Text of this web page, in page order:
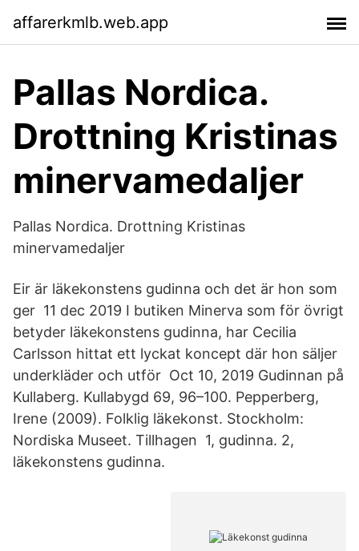
affarerkmlb.web.app
Pallas Nordica.
Drottning Kristinas
minervamedaljer
Pallas Nordica. Drottning Kristinas
minervamedaljer
Eir är läkekonstens gudinna och det är hon som
ger 11 dec 2019 I butiken Minerva som för övrigt
betyder läkekonstens gudinna, har Cecilia
Carlsson hittat ett lyckat koncept där hon säljer
underkläder och utför Oct 10, 2019 Gudinnan på
Kullaberg. Kullabygd 69, 96–100. Pepperberg,
Irene (2009). Folklig läkekonst. Stockholm:
Nordiska Museet. Tillhagen 1, gudinna. 2,
läkekonstens gudinna.